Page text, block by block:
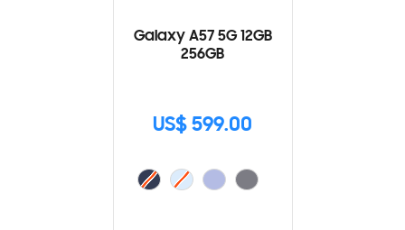
Galaxy A57 5G 12GB
256GB
US$ 599.00